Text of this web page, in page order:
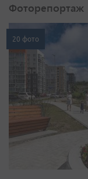
Фоторепортаж
20 фото